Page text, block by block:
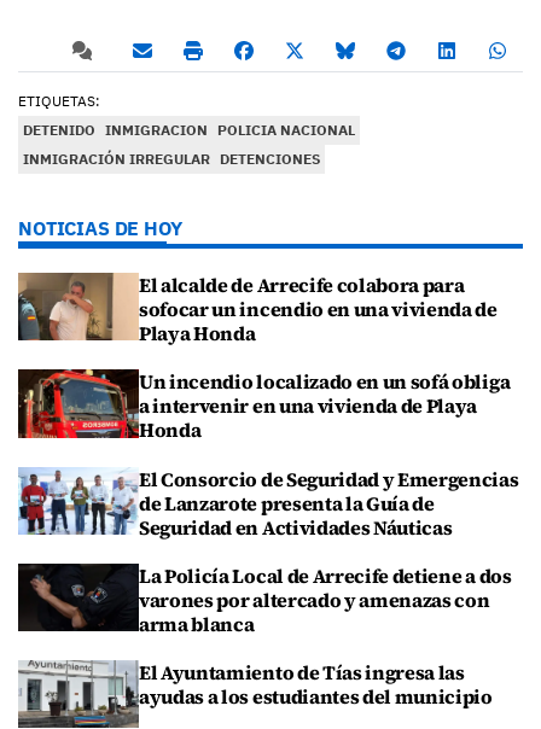
ETIQUETAS:
DETENIDO INMIGRACION
POLICIA NACIONAL
INMIGRACIÓN IRREGULAR DETENCIONES
NOTICIAS DE HOY
El alcalde de Arrecife colabora para
sofocar un incendio en una vivienda de
Playa Honda
Un incendio localizado en un sofá obliga
a intervenir en una vivienda de Playa
Honda
El Consorcio de Seguridad y Emergencias
de Lanzarote presenta la Guía de
Seguridad en Actividades Náuticas
La Policía Local de Arrecife detiene a dos
varones por altercado y amenazas con
arma blanca
El Ayuntamiento de Tías ingresa las
ayudas a los estudiantes del municipio